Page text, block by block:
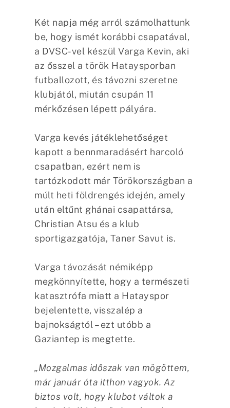
Két napja még arról számolhattunk
be, hogy ismét korábbi csapatával,
a DVSC-vel készül Varga Kevin, aki
az ősszel a török Hataysporban
futballozott, és távozni szeretne
klubjától, miután csupán 11
mérkőzésen lépett pályára.
Varga kevés játéklehetőséget
kapott a bennmaradásért harcoló
csapatban, ezért nem is
tartózkodott már Törökországban a
múlt heti földrengés idején, amely
után eltűnt ghánai csapattársa,
Christian Atsu és a klub
sportigazgatója, Taner Savut is.
Varga távozását némiképp
megkönnyítette, hogy a természeti
katasztrófa miatt a Hatayspor
bejelentette, visszalép a
bajnokságtól – ezt utóbb a
Gaziantep is megtette.
„Mozgalmas időszak van mögöttem,
már január óta itthon vagyok. Az
biztos volt, hogy klubot váltok a